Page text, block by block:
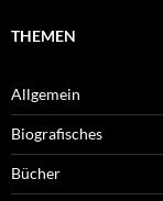
THEMEN
Allgemein
Biografisches
Bücher